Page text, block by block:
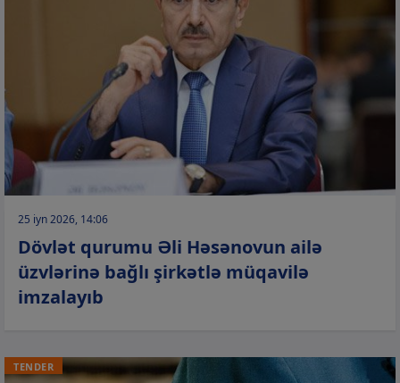
25 iyn 2026, 14:06
Dövlət qurumu Əli Həsənovun ailə
üzvlərinə bağlı şirkətlə müqavilə
imzalayıb
TENDER